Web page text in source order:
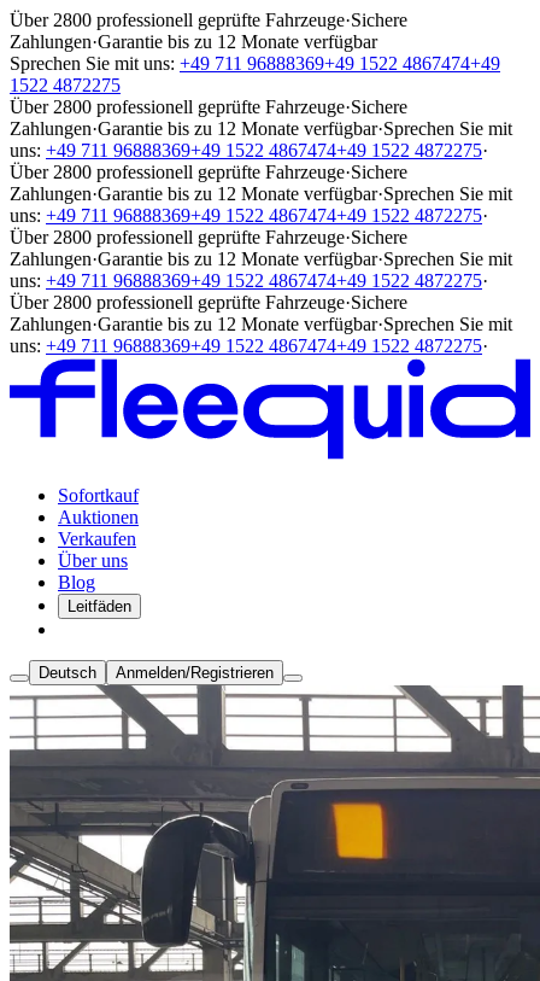
Über 2800 professionell geprüfte Fahrzeuge·Sichere
Zahlungen·Garantie bis zu 12 Monate verfügbar
Sprechen Sie mit uns: +49 711 96888369+49 1522 4867474+49
1522 4872275
Über 2800 professionell geprüfte Fahrzeuge·Sichere
Zahlungen·Garantie bis zu 12 Monate verfügbar·Sprechen Sie mit
uns: +49 711 96888369+49 1522 4867474+49 1522 4872275·
Über 2800 professionell geprüfte Fahrzeuge·Sichere
Zahlungen·Garantie bis zu 12 Monate verfügbar·Sprechen Sie mit
uns: +49 711 96888369+49 1522 4867474+49 1522 4872275·
Über 2800 professionell geprüfte Fahrzeuge·Sichere
Zahlungen·Garantie bis zu 12 Monate verfügbar·Sprechen Sie mit
uns: +49 711 96888369+49 1522 4867474+49 1522 4872275·
Über 2800 professionell geprüfte Fahrzeuge·Sichere
Zahlungen·Garantie bis zu 12 Monate verfügbar·Sprechen Sie mit
uns: +49 711 96888369+49 1522 4867474+49 1522 4872275·
Sofortkauf
Auktionen
Verkaufen
Über uns
Blog
Leitfäden
Deutsch Anmelden/Registrieren